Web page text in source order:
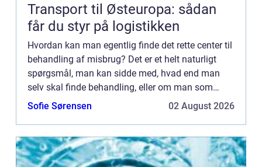
Transport til Østeuropa: sådan
får du styr på logistikken
Hvordan kan man egentlig finde det rette center til
behandling af misbrug? Det er et helt naturligt
spørgsmål, man kan sidde med, hvad end man
selv skal finde behandling, eller om man som
pårørende skal finde et sted. For at hjælpe dig
Sofie Sørensen 02 August 2026